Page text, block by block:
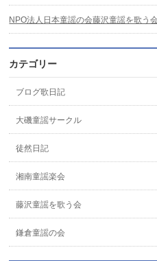
NPO法人日本童謡の会藤沢童謡を歌う
カテゴリー
ブログ歌日記
大磯童謡サークル
徒然日記
湘南童謡楽会
藤沢童謡を歌う会
鎌倉童謡の会